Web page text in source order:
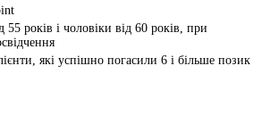
55 років і чоловіки від 60 років, при
які успішно погасили 6 і більше позик